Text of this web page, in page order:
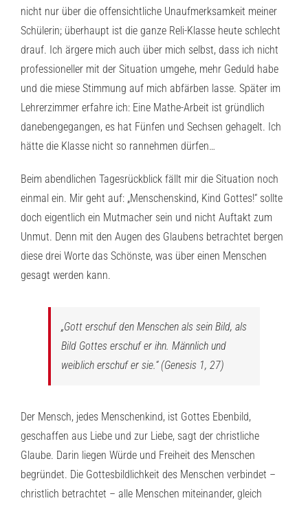
nicht nur über die offensichtliche Unaufmerksamkeit meiner
Schülerin; überhaupt ist die ganze Reli-Klasse heute schlecht
drauf. Ich ärgere mich auch über mich selbst, dass ich nicht
professioneller mit der Situation umgehe, mehr Geduld habe
und die miese Stimmung auf mich abfärben lasse. Später im
Lehrerzimmer erfahre ich: Eine Mathe-Arbeit ist gründlich
danebengegangen, es hat Fünfen und Sechsen gehagelt. Ich
hätte die Klasse nicht so rannehmen dürfen…
Beim abendlichen Tagesrückblick fällt mir die Situation noch
einmal ein. Mir geht auf: „Menschenskind, Kind Gottes!“ sollte
doch eigentlich ein Mutmacher sein und nicht Auftakt zum
Unmut. Denn mit den Augen des Glaubens betrachtet bergen
diese drei Worte das Schönste, was über einen Menschen
gesagt werden kann.
„Gott erschuf den Menschen als sein Bild, als
Bild Gottes erschuf er ihn. Männlich und
weiblich erschuf er sie.“ (Genesis 1, 27)
Der Mensch, jedes Menschenkind, ist Gottes Ebenbild,
geschaffen aus Liebe und zur Liebe, sagt der christliche
Glaube. Darin liegen Würde und Freiheit des Menschen
begründet. Die Gottesbildlichkeit des Menschen verbindet –
christlich betrachtet – alle Menschen miteinander, gleich